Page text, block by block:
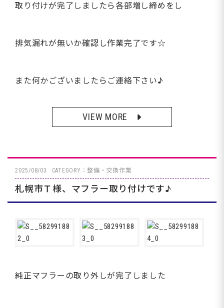
取り付けが完了しましたら各部増し締めをし
排気漏れが無いか確認し作業完了です☆
また何かございましたらご連絡下さい♪
VIEW MORE
2025/08/03 CATEGORY：整備・交換作業
札幌市Ｔ様、マフラー取り付けです♪
純正マフラーの取り外しが完了しました